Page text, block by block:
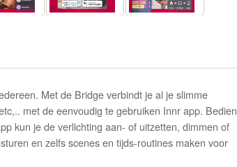
Met de Bridge verbindt je al je slimme
met de eenvoudig te gebruiken Innr app. Bedien
kun je de verlichting aan- of uitzetten, dimmen of
en zelfs scenes en tijds-routines maken voor